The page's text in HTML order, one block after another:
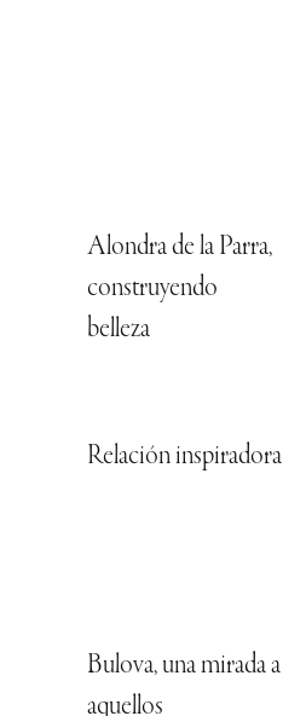
Alondra de la Parra,
construyendo
belleza
Relación inspiradora
Bulova, una mirada a
aquellos